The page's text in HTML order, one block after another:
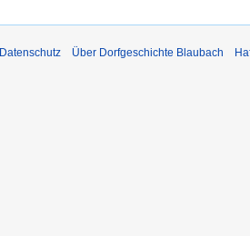
Datenschutz Über Dorfgeschichte Blaubach